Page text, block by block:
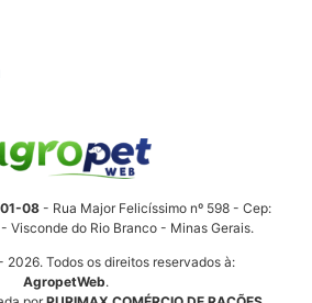
08 - Rua Major Felicíssimo nº 598 - Cep:
do Rio Branco - Minas Gerais.
Todos os direitos reservados à:
AgropetWeb.